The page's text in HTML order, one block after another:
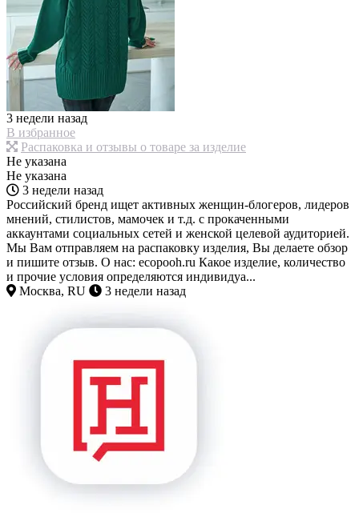
3 недели назад
В избранное
Распаковка и отзывы о товаре за изделие
Не указана
Не указана
3 недели назад
Российский бренд ищет активных женщин-блогеров, лидеров
мнений, стилистов, мамочек и т.д. с прокаченными
аккаунтами социальных сетей и женской целевой аудиторией.
Мы Вам отправляем на распаковку изделия, Вы делаете обзор
и пишите отзыв. О нас: ecopooh.ru Какое изделие, количество
и прочие условия определяются индивидуа...
Москва, RU
3 недели назад